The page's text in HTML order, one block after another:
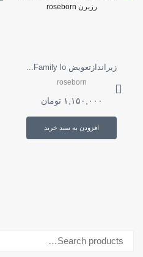
زیراندازتعویض Family lo...
roseborn
۱,۱۵۰,۰۰۰ تومان
افزودن به سبد خرید
جستجو برای: